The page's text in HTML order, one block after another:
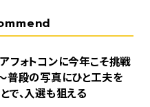
フォトコンに今年こそ挑戦
普段の写真にひと工夫を
で、入選も狙える